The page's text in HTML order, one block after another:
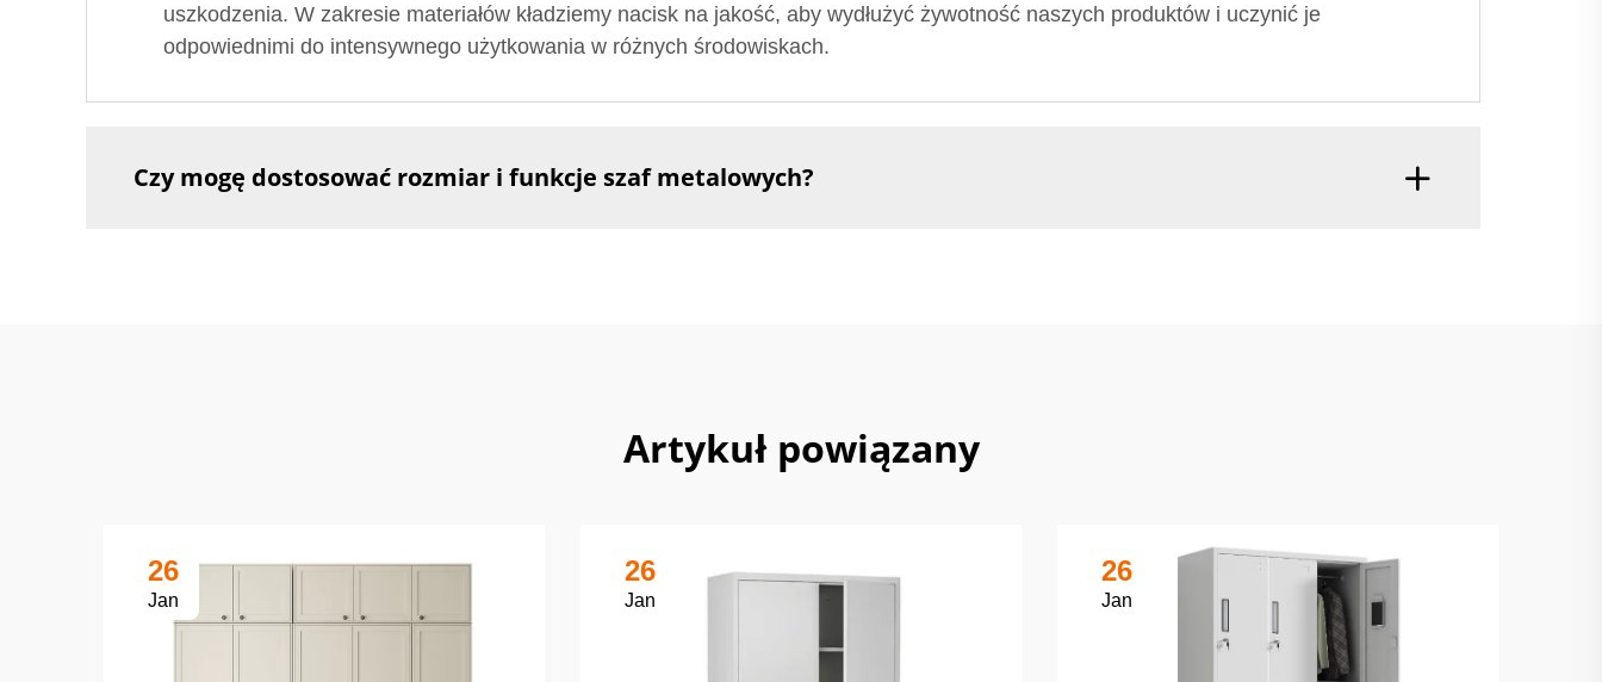
uszkodzenia. W zakresie materiałów kładziemy nacisk na jakość, aby wydłużyć żywotność naszych produktów i uczynić je
odpowiednimi do intensywnego użytkowania w różnych środowiskach.
Czy mogę dostosować rozmiar i funkcje szaf metalowych?
Artykuł powiązany
26
Jan
26
Jan
26
Jan